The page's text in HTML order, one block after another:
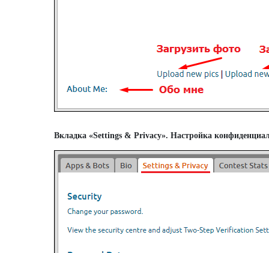
Вкладка «Settings & Privacy». Настройка